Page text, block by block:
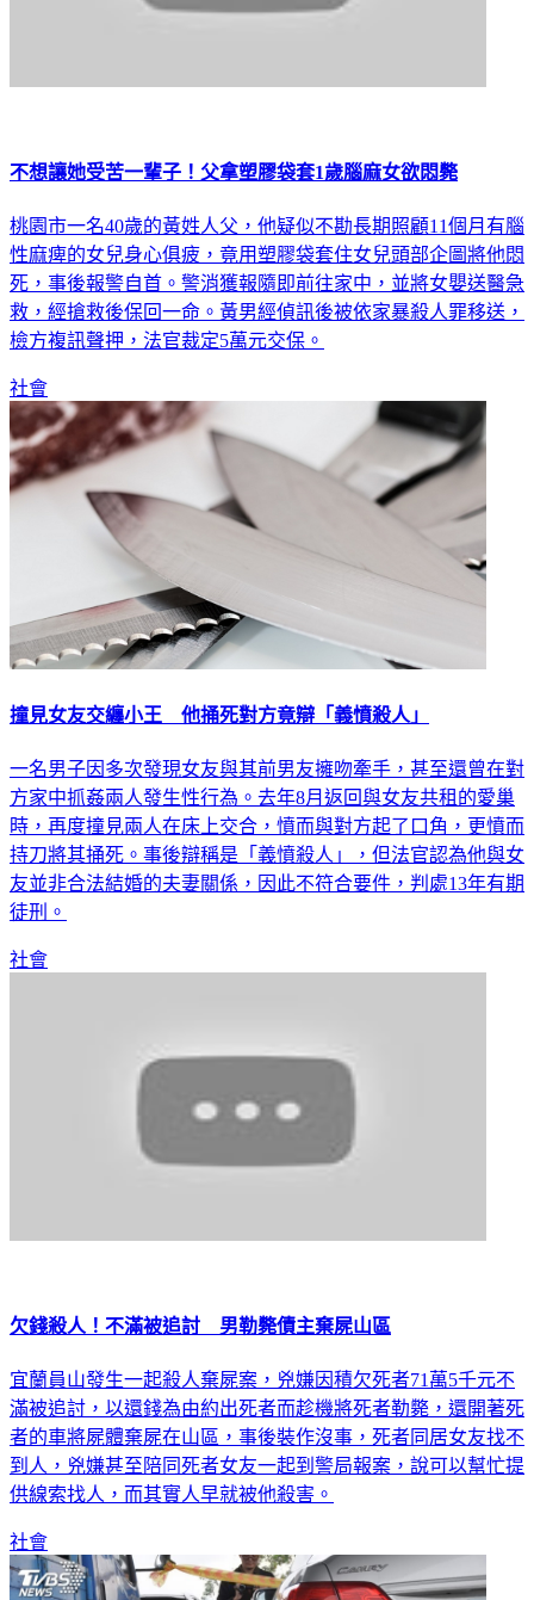
不想讓她受苦一輩子！父拿塑膠袋套1歲腦麻女欲悶斃
桃園市一名40歲的黃姓人父，他疑似不勘長期照顧11個月有腦
性麻痺的女兒身心俱疲，竟用塑膠袋套住女兒頭部企圖將他悶
死，事後報警自首。警消獲報隨即前往家中，並將女嬰送醫急
救，經搶救後保回一命。黃男經偵訊後被依家暴殺人罪移送，
檢方複訊聲押，法官裁定5萬元交保。
社會
撞見女友交纏小王 他捅死對方竟辯「義憤殺人」
一名男子因多次發現女友與其前男友擁吻牽手，甚至還曾在對
方家中抓姦兩人發生性行為。去年8月返回與女友共租的愛巢
時，再度撞見兩人在床上交合，憤而與對方起了口角，更憤而
持刀將其捅死。事後辯稱是「義憤殺人」，但法官認為他與女
友並非合法結婚的夫妻關係，因此不符合要件，判處13年有期
徒刑。
社會
欠錢殺人！不滿被追討 男勒斃債主棄屍山區
宜蘭員山發生一起殺人棄屍案，兇嫌因積欠死者71萬5千元不
滿被追討，以還錢為由約出死者而趁機將死者勒斃，還開著死
者的車將屍體棄屍在山區，事後裝作沒事，死者同居女友找不
到人，兇嫌甚至陪同死者女友一起到警局報案，說可以幫忙提
供線索找人，而其實人早就被他殺害。
社會